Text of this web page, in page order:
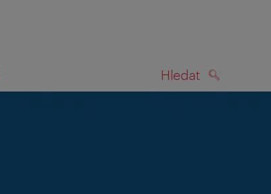
Hledat